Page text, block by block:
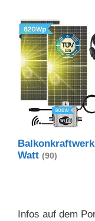
Watt (90)
Infos auf dem